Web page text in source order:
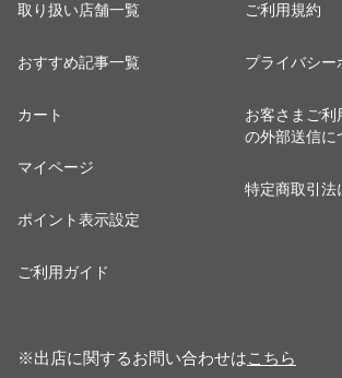
取り扱い店舗一覧
おすすめ記事一覧
カート
マイページ
ポイント表示設定
ご利用ガイド
ご利用規約
プライバシー
お客さまご利
の外部送信に
特定商取引法
※出店に関するお問い合わせはこちら